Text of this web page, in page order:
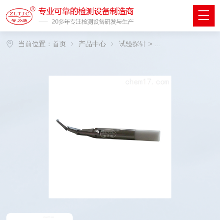
当前位置：首页 产品中心 试验探针 >